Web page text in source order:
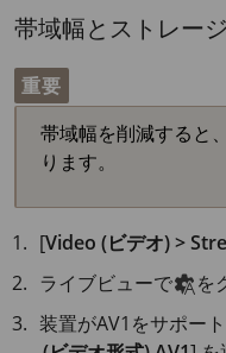
帯域幅とストレー
重要
帯域幅を削減すると
ります。
[Video (ビデオ) >
ライブビューで
を
装置がAV1をサポー